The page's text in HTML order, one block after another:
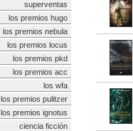
superventas
los premios hugo
los premios nebula
los premios locus
los premios pkd
los premios acc
los wfa
los premios pulitzer
los premios ignotus
ciencia ficción